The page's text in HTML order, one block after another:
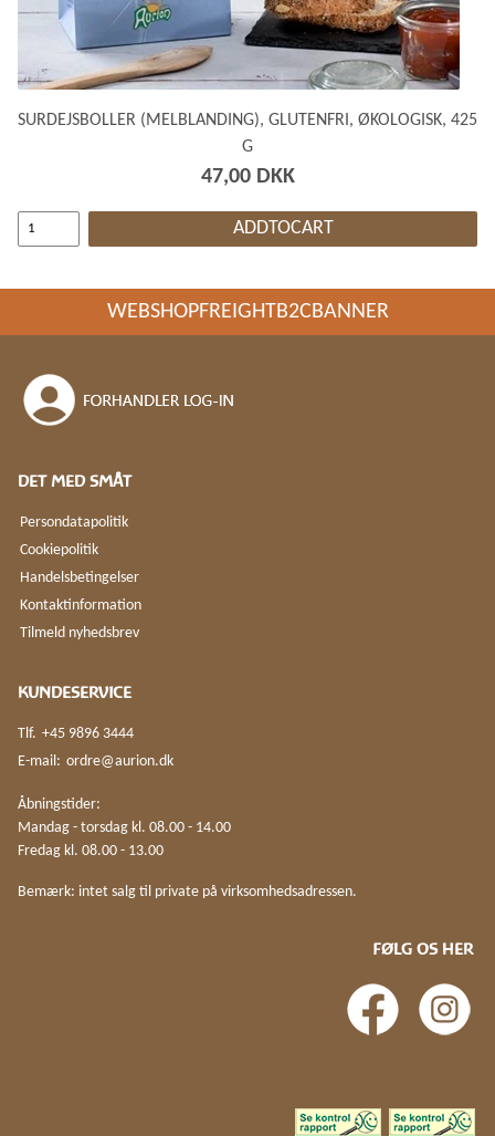
SURDEJSBOLLER (MELBLANDING), GLUTENFRI, ØKOLOGISK, 425
G
47,00 DKK
ADDTOCART
WEBSHOPFREIGHTB2CBANNER
DET MED SMÅT
Persondatapolitik
Cookiepolitik
Handelsbetingelser
Kontaktinformation
Tilmeld nyhedsbrev
KUNDESERVICE
Tlf. +45 9896 3444
E-mail: ordre@aurion.dk
Åbningstider:
Mandag - torsdag kl. 08.00 - 14.00
Fredag kl. 08.00 - 13.00
Bemærk: intet salg til private på virksomhedsadressen.
FØLG OS HER